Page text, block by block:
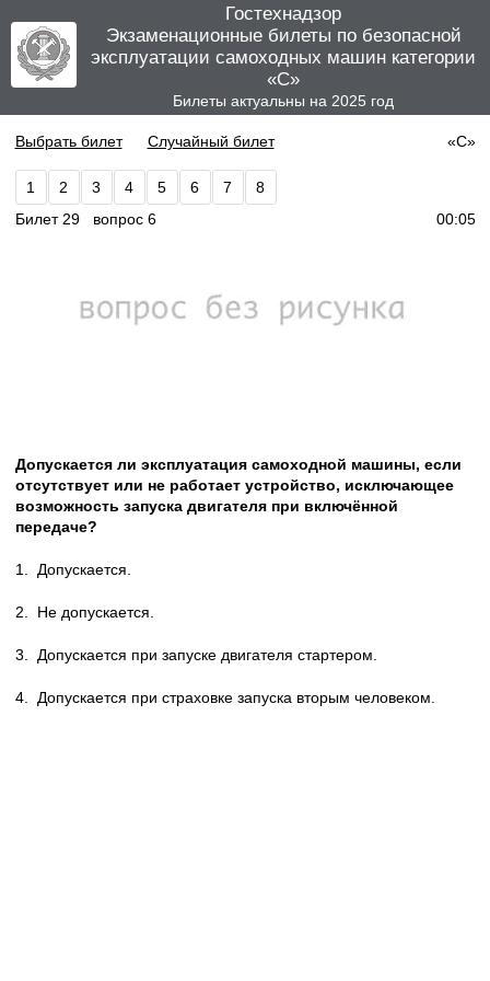
Гостехнадзор
Экзаменационные билеты по безопасной
эксплуатации самоходных машин категории
«C»
Билеты актуальны на 2025 год
Выбрать билет Случайный билет «C»
1 2 3 4 5 6 7
8
Билет 29 вопрос 6
00:05
Допускается ли эксплуатация самоходной машины, если
отсутствует или не работает устройство, исключающее
возможность запуска двигателя при включённой
передаче?
1. Допускается.
2. Не допускается.
3. Допускается при запуске двигателя стартером.
4. Допускается при страховке запуска вторым человеком.